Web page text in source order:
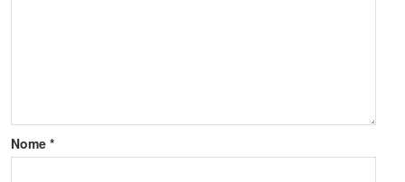
Nome *